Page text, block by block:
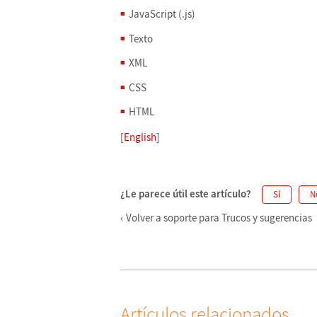
JavaScript (.js)
Texto
XML
CSS
HTML
[English]
¿Le parece útil este artículo? Sí
Volver a soporte para Trucos y sugerencias